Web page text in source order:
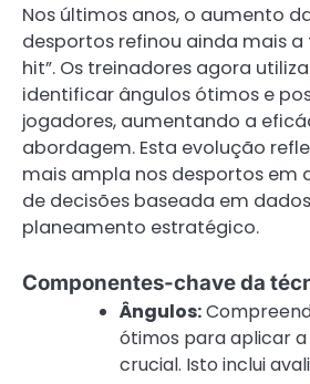
Nos últimos anos, o aumento
desportos refinou ainda mais a
hit”. Os treinadores agora
identificar ângulos ótimos e
jogadores, aumentando a
abordagem. Esta evolução
mais ampla nos desportos em
de decisões baseada em
planeamento estratégico.
Componentes-chave da
Ângulos:
ótimos para aplicar a
crucial. Isto inclui